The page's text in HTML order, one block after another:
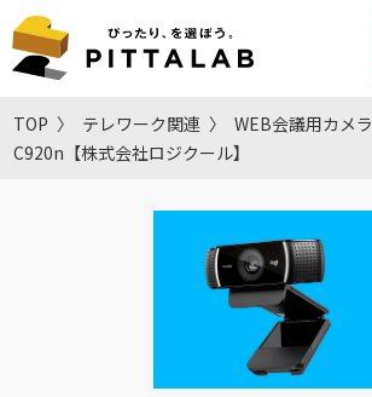
TOP テレワーク関連
WEB会議用カメラ
C920n【株式会社ロジクール】